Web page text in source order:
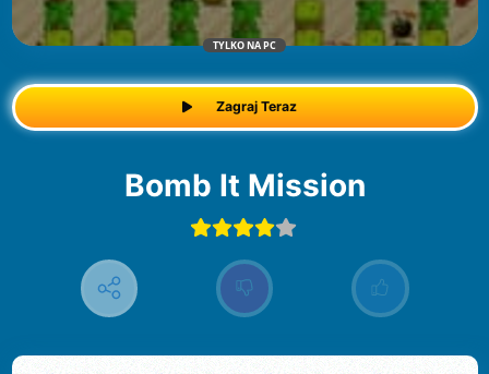
TYLKO NA PC
Zagraj Teraz
Bomb It Mission